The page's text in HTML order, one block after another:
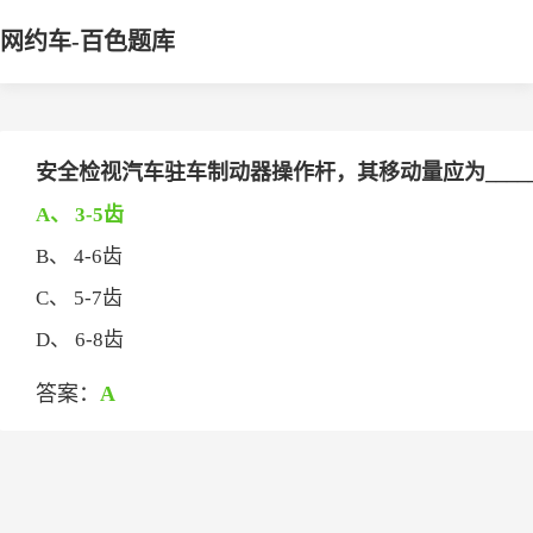
网约车-百色题库
安全检视汽车驻车制动器操作杆，其移动量应为
A、 3-5齿
B、 4-6齿
C、 5-7齿
D、 6-8齿
答案： A